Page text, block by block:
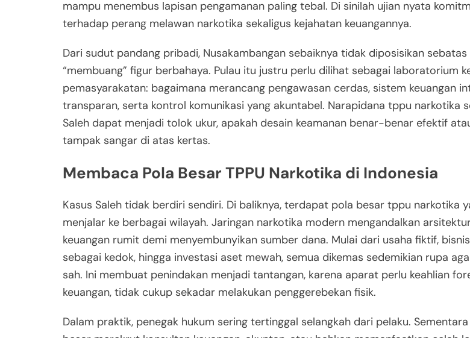
mampu menembus lapisan pengamanan paling tebal. Di sinilah ujian nyata
terhadap perang melawan narkotika sekaligus kejahatan keuangannya.
Dari sudut pandang pribadi, Nusakambangan sebaiknya tidak diposisikan
“membuang” figur berbahaya. Pulau itu justru perlu dilihat sebagai laboratorium
pemasyarakatan: bagaimana merancang pengawasan cerdas, sistem keuangan
transparan, serta kontrol komunikasi yang akuntabel. Narapidana tppu narkotika
Saleh dapat menjadi tolok ukur, apakah desain keamanan benar-benar efektif
tampak sangar di atas kertas.
Membaca Pola Besar TPPU Narkotika di Indonesia
Kasus Saleh tidak berdiri sendiri. Di baliknya, terdapat pola besar tppu narkotika
menjalar ke berbagai wilayah. Jaringan narkotika modern mengandalkan
keuangan rumit demi menyembunyikan sumber dana. Mulai dari usaha fiktif,
sebagai kedok, hingga investasi aset mewah, semua dikemas sedemikian rupa
sah. Ini membuat penindakan menjadi tantangan, karena aparat perlu keahlian
keuangan, tidak cukup sekadar melakukan penggerebekan fisik.
Dalam praktik, penegak hukum sering tertinggal selangkah dari pelaku.